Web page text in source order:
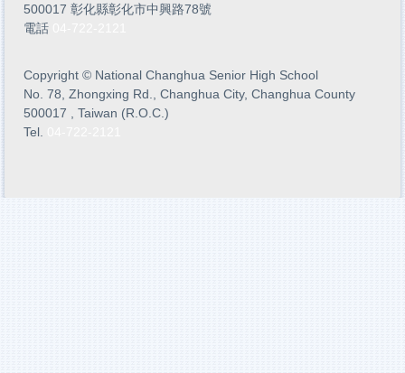
500017 彰化縣彰化市中興路78號
電話
Copyright © National Changhua Senior High School
No. 78, Zhongxing Rd., Changhua City, Changhua County
500017 , Taiwan (R.O.C.)
Tel.